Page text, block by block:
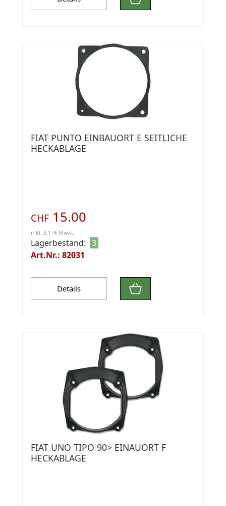
FIAT PUNTO EINBAUORT E SEITLICHE
HECKABLAGE
CHF 15.00
inkl. 8.1 % MwSt.
Lagerbestand: 3
Art.Nr.: 82031
Details
FIAT UNO TIPO 90> EINAUORT F
HECKABLAGE